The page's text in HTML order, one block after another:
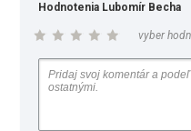
Hodnotenia Lubomír Becha
vyber